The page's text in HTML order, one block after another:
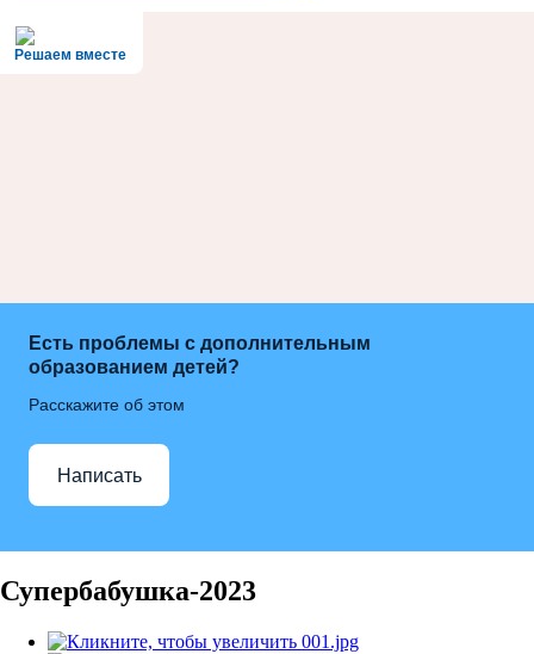
Решаем вместе
Есть проблемы с дополнительным
образованием детей?
Расскажите об этом
Написать
Супербабушка-2023